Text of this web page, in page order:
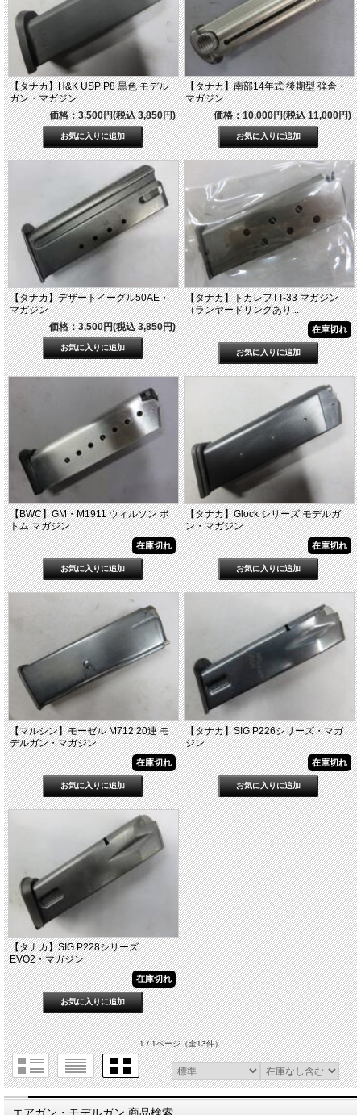
【タナカ】H&K USP P8 黒色 モデル
ガン・マガジン
価格：3,500円(税込 3,850円)
【タナカ】南部14年式 後期型 弾倉・
マガジン
価格：10,000円(税込 11,000円)
【タナカ】デザートイーグル50AE・
マガジン
価格：3,500円(税込 3,850円)
【タナカ】トカレフTT-33 マガジン
（ランヤードリングあり...
在庫切れ
【BWC】GM・M1911 ウィルソン ボ
トム マガジン
在庫切れ
【タナカ】Glock シリーズ モデルガ
ン・マガジン
在庫切れ
【マルシン】モーゼル M712 20連 モ
デルガン・マガジン
在庫切れ
【タナカ】SIG P226シリーズ・マガ
ジン
在庫切れ
【タナカ】SIG P228シリーズ
EVO2・マガジン
在庫切れ
1 / 1ページ（全13件）